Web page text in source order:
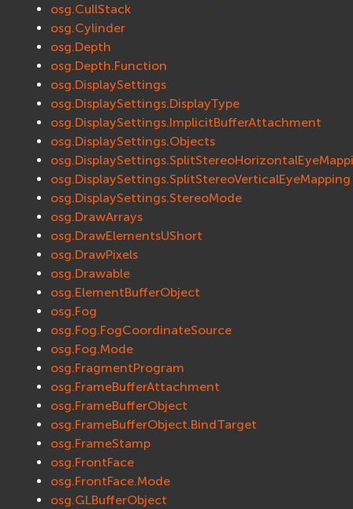
osg.CullStack
osg.Cylinder
osg.Depth
osg.Depth.Function
osg.DisplaySettings
osg.DisplaySettings.DisplayType
osg.DisplaySettings.ImplicitBufferAttachment
osg.DisplaySettings.Objects
osg.DisplaySettings.SplitStereoVerticalEyeMapping
osg.DisplaySettings.StereoMode
osg.DrawArrays
osg.DrawElementsUShort
osg.DrawPixels
osg.Drawable
osg.ElementBufferObject
osg.Fog
osg.Fog.FogCoordinateSource
osg.Fog.Mode
osg.FragmentProgram
osg.FrameBufferAttachment
osg.FrameBufferObject
osg.FrameBufferObject.BindTarget
osg.FrameStamp
osg.FrontFace
osg.FrontFace.Mode
osg.GLBufferObject